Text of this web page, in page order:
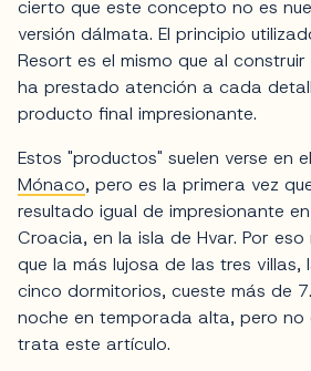
cierto que este concepto no es
versión dálmata. El principio
Resort es el mismo que al
ha prestado atención a cada
producto final impresionante.
Estos "productos" suelen verse en el
Mónaco, pero es la primera vez
resultado igual de impresionante
Croacia, en la isla de Hvar. Por
que la más lujosa de las tres villas,
cinco dormitorios, cueste más de
noche en temporada alta, pero no
trata este artículo.